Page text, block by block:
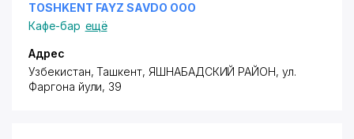
TOSHKENT FAYZ SAVDO ООО
Кафе-бар ещё
Адрес
Узбекистан, Ташкент, ЯШНАБАДСКИЙ РАЙОН,ул.
Фаргона йули, 39